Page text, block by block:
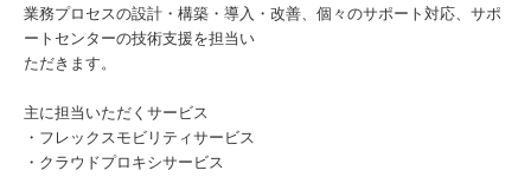
業務プロセスの設計・構築・導入・改善、個々のサポート対応、サポ
ートセンターの技術支援を担当い
ただきます。
主に担当いただくサービス
・フレックスモビリティサービス
・クラウドプロキシサービス